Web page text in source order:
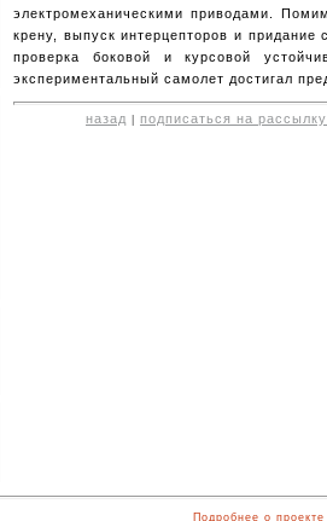
электромеханическими приводами.
крену, выпуск интерцепторов и придание
проверка боковой и курсовой
экспериментальный самолет достигал
назад подписаться на
Подробнее о проекте